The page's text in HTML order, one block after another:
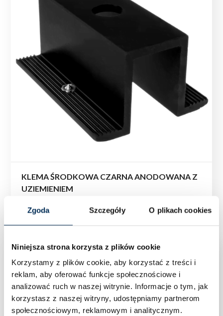
Zgoda Szczegóły O plikach cookies
Niniejsza strona korzysta z plików cookie
Korzystamy z plików cookie, aby korzystać z treści i
reklam, aby oferować funkcje społecznościowe i
analizować ruch w naszej witrynie. Informacje o tym, jak
korzystasz z naszej witryny, udostępniamy partnerom
społecznościowym, reklamowym i analitycznym.
KLEMA ŚRODKOWA CZARNA ANODOWANA Z
UZIEMIENIEM